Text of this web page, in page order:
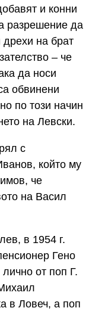
и конни
разрешение да
на брат
– че
да носи
обвинени
по този начин
на Левски.
с
който му
че
на Васил
в 1954 г.
Гено
от поп Г.
в Ловеч, а поп